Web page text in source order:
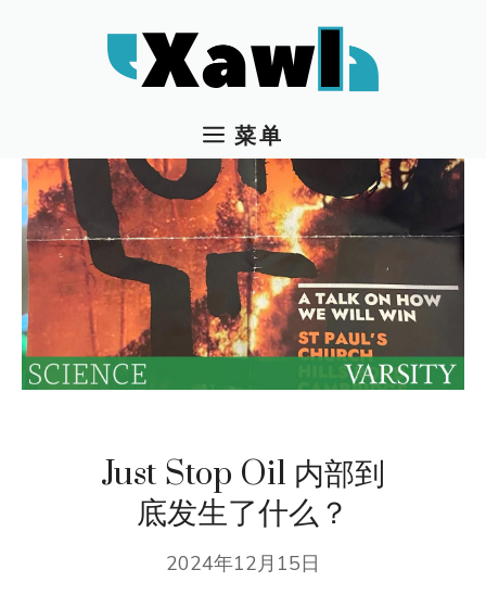
菜单
Just Stop Oil 内部到
底发生了什么？
2024年12月15日